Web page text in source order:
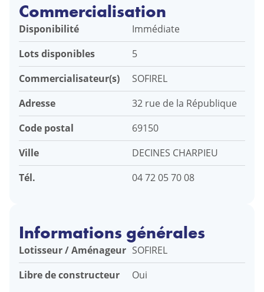
Commercialisation
Disponibilité
Immédiate
Lots disponibles
5
Commercialisateur(s)
SOFIREL
Adresse
32 rue de la République
Code postal
69150
Ville
DECINES CHARPIEU
Tél.
04 72 05 70 08
Informations générales
Lotisseur / Aménageur SOFIREL
Libre de constructeur
Oui